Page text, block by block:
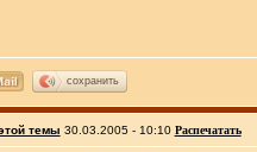
сохранить
темы 30.03.2005 - 10:10 Распечатать